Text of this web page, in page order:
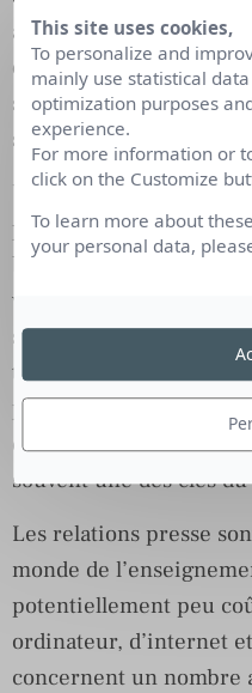
assez rare dans le
de comprendre à la fois
spécialisé en évolution
stratégiques de l’école.
Une telle
personnes
bonne façon et à la
vrai pour les réseaux
secondes suffisent
travail. C’est
presse où la capacité
éléments qu’il leur
souvent une des clés
Les relations presse
monde de
potentiellement peu
ordinateur, d’internet
concernent un nombre
This site uses cookies,
To personalize and
mainly use statistical
optimization purposes
experience.
For more information or
click on the Customize
To learn more about
your personal data,